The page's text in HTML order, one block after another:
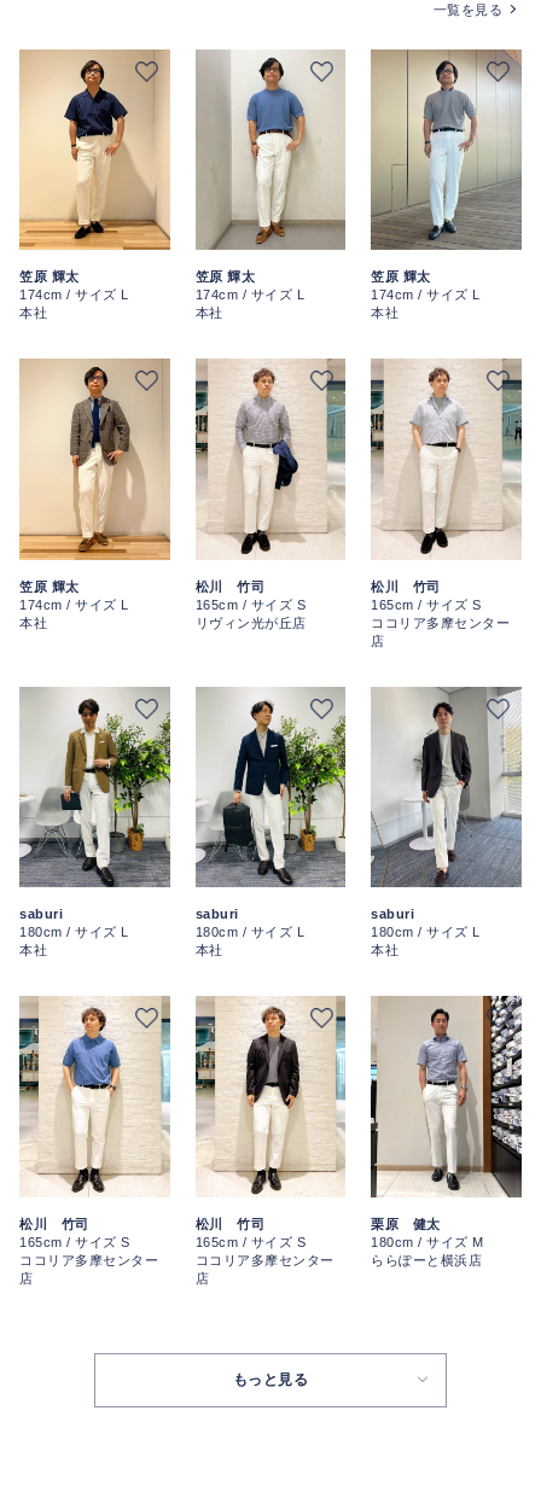
一覧を見る
笠原 輝太
174cm / サイズ L
本社
笠原 輝太
174cm / サイズ L
本社
笠原 輝太
174cm / サイズ L
本社
笠原 輝太
174cm / サイズ L
本社
松川 竹司
165cm / サイズ S
リヴィン光が丘店
松川 竹司
165cm / サイズ S
ココリア多摩センター
店
saburi
180cm / サイズ L
本社
saburi
180cm / サイズ L
本社
saburi
180cm / サイズ L
本社
松川 竹司
165cm / サイズ S
ココリア多摩センター
店
松川 竹司
165cm / サイズ S
ココリア多摩センター
店
栗原 健太
180cm / サイズ M
ららぽーと横浜店
もっと見る